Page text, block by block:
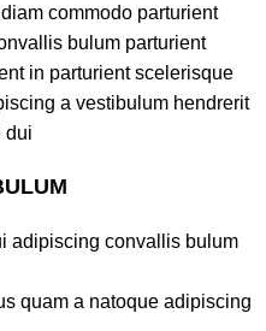
commodo parturient
bulum parturient
in parturient scelerisque
a vestibulum hendrerit
adipiscing convallis bulum
quam a natoque adipiscing